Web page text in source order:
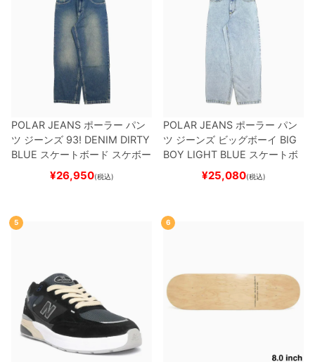
POLAR JEANS ポーラー パン
ツ ジーンズ 93! DENIM DIRTY
BLUE スケートボード スケボー
¥26,950(税込)
POLAR JEANS ポーラー パン
ツ ジーンズ ビッグボーイ BIG
BOY LIGHT BLUE スケートボ
ード スケボー
¥25,080(税込)
5 6